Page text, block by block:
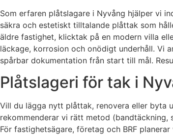
Som erfaren plåtslagare i Nyvång hjälper vi
säkra och estetiskt tilltalande plåttak som
äldre fastighet, klicktak på en modern villa
läckage, korrosion och onödigt underhåll. Vi
spårbar dokumentation från start till mål.
Plåtslageri för tak i
Vill du lägga nytt plåttak, renovera eller byta
rekommenderar vi rätt metod
För fastighetsägare, företag och BRF